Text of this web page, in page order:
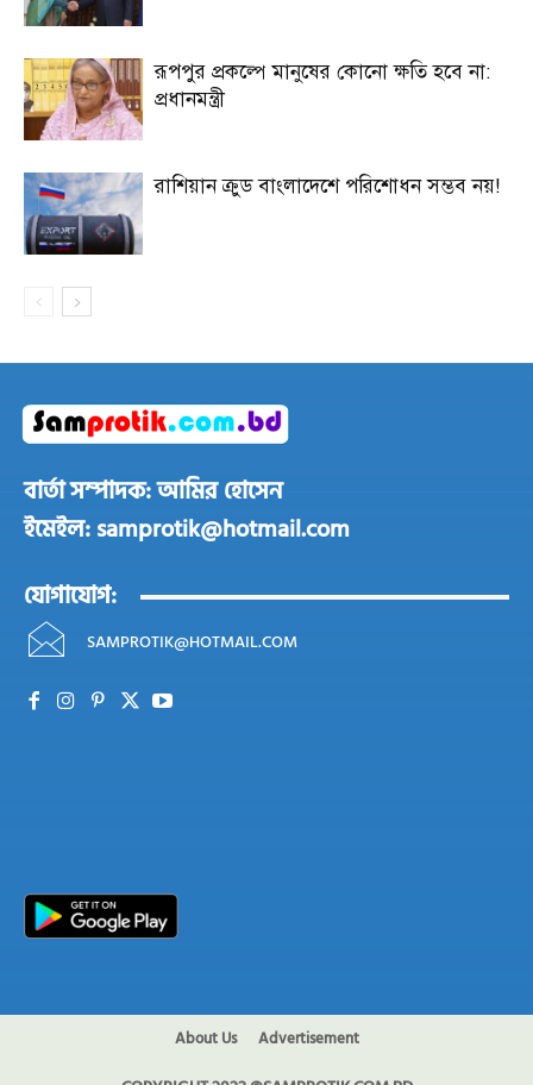
রূপপুর প্রকল্পে মানুষের কোনো ক্ষতি হবে না:
প্রধানমন্ত্রী
রাশিয়ান ক্রুড বাংলাদেশে পরিশোধন সম্ভব নয়!
বার্তা সম্পাদক: আমির হোসেন
ইমেইল: samprotik@hotmail.com
যোগাযোগ:
SAMPROTIK@HOTMAIL.COM
About Us Advertisement